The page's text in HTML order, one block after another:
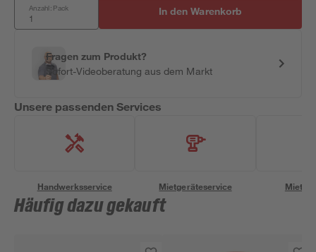
Anzahl: Pack In den Warenkorb
Fragen zum Produkt?
Sofort-Videoberatung aus dem Markt
Unsere passenden Services
Handwerksservice Mietgeräteservice
Häufig dazu gekauft